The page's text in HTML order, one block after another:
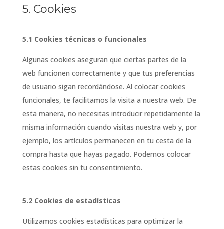
5. Cookies
5.1 Cookies técnicas o funcionales
Algunas cookies aseguran que ciertas partes de la
web funcionen correctamente y que tus preferencias
de usuario sigan recordándose. Al colocar cookies
funcionales, te facilitamos la visita a nuestra web. De
esta manera, no necesitas introducir repetidamente la
misma información cuando visitas nuestra web y, por
ejemplo, los artículos permanecen en tu cesta de la
compra hasta que hayas pagado. Podemos colocar
estas cookies sin tu consentimiento.
5.2 Cookies de estadísticas
Utilizamos cookies estadísticas para optimizar la